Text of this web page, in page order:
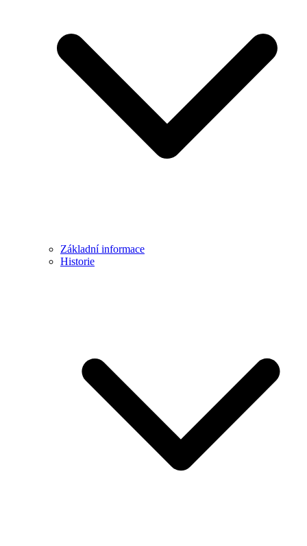
Základní informace
Historie